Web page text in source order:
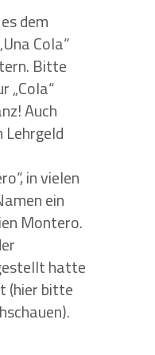
dem
Cola“
Bitte
„Cola“
Auch
in vielen
ein
Montero.
hatte
(hier bitte